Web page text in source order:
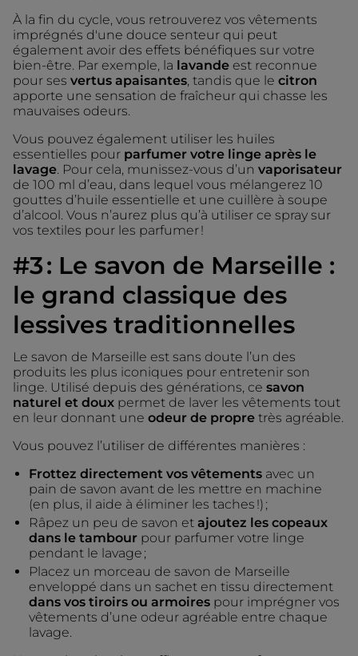
À la fin du cycle, vous retrouverez vos vêtements
imprégnés d'une douce senteur qui peut
également avoir des effets bénéfiques sur votre
bien-être. Par exemple, la lavande est reconnue
pour ses vertus apaisantes , tandis que le citron
apporte une sensation de fraîcheur qui chasse les
mauvaises odeurs.
Vous pouvez également utiliser les huiles
essentielles pour parfumer votre linge après le
lavage. Pour cela, munissez-vous d’un vaporisateur
de 100 ml d’eau, dans lequel vous mélangerez 10
gouttes d’huile essentielle et une cuillère à soupe
d’alcool. Vous n’aurez plus qu’à utiliser ce spray sur
vos textiles pour les parfumer !
#3 : Le savon de Marseille :
le grand classique des
lessives traditionnelles
Le savon de Marseille est sans doute l’un des
produits les plus iconiques pour entretenir son
linge. Utilisé depuis des générations, ce savon
naturel et doux permet de laver les vêtements tout
en leur donnant une odeur de propre très agréable.
Vous pouvez l’utiliser de différentes manières :
Frottez directement vos vêtements avec un
pain de savon avant de les mettre en machine
(en plus, il aide à éliminer les taches !) ;
Râpez un peu de savon et ajoutez les copeaux
dans le tambour pour parfumer votre linge
pendant le lavage ;
Placez un morceau de savon de Marseille
enveloppé dans un sachet en tissu directement
dans vos tiroirs ou armoires pour imprégner vos
vêtements d’une odeur agréable entre chaque
lavage.